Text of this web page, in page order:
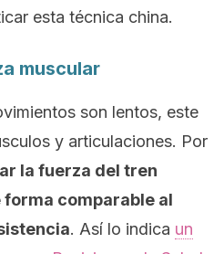
esta técnica china.
muscular
son lentos, este
y articulaciones. Por
la fuerza del tren
comparable al
. Así lo indica un